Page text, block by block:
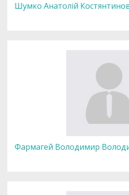
Шумко Анатолій
Фармагей Володимир